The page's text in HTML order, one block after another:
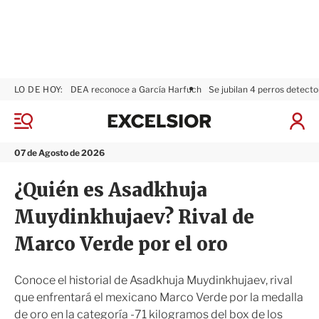
M
n
07 de Agosto de 2026
LO DE HOY: DEA reconoce a García Harfuch Se jubilan 4 perros
I
x
r
¿Quién es Asadkhuja
Muydinkhujaev? Rival de
Marco Verde por el oro
Conoce el historial de Asadkhuja Muydinkhujaev, rival
que enfrentará el mexicano Marco Verde por la medalla
de oro en la categoría -71 kilogramos del box de los